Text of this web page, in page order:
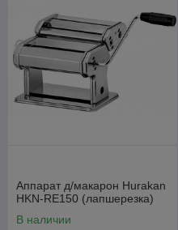
Аппарат д/макарон Hurakan
HKN-RE150 (лапшерезка)
В наличии